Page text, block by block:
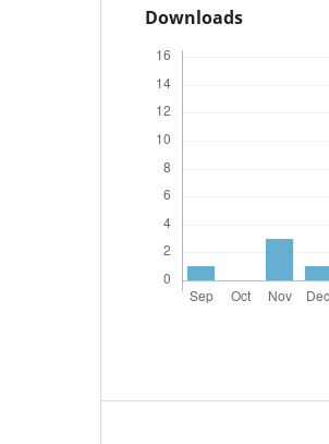
Downloads